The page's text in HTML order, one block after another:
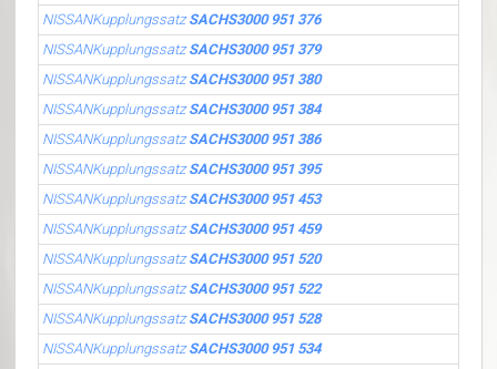
NISSANKupplungssatzSACHS3000 951 376
NISSANKupplungssatzSACHS3000 951 379
NISSANKupplungssatzSACHS3000 951 380
NISSANKupplungssatzSACHS3000 951 384
NISSANKupplungssatzSACHS3000 951 386
NISSANKupplungssatzSACHS3000 951 395
NISSANKupplungssatzSACHS3000 951 453
NISSANKupplungssatzSACHS3000 951 459
NISSANKupplungssatzSACHS3000 951 520
NISSANKupplungssatzSACHS3000 951 522
NISSANKupplungssatzSACHS3000 951 528
NISSANKupplungssatzSACHS3000 951 534